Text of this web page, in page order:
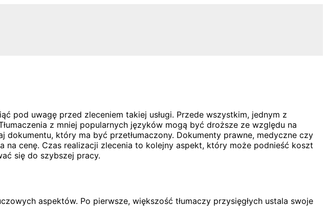
pod uwagę przed zleceniem takiej usługi. Przede wszystkim, jednym z
z mniej popularnych języków mogą być droższe ze względu na
który ma być przetłumaczony. Dokumenty prawne, medyczne czy
cenę. Czas realizacji zlecenia to kolejny aspekt, który może podnieść koszt
się do szybszej pracy.
aspektów. Po pierwsze, większość tłumaczy przysięgłych ustala swoje